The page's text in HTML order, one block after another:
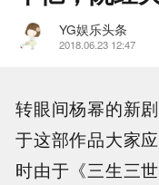
YG娱乐头条
2018.06.23 12:47
转眼间杨幂的新
于这部作品大家
时由于《三生三